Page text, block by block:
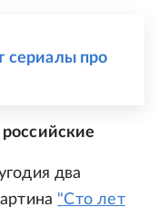
сериалы про
два
"Сто лет